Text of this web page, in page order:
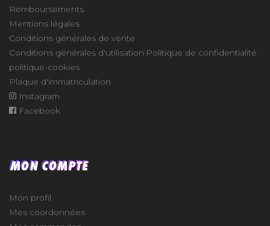
Remboursements
Mentions légales
Conditions générales de vente
Conditions générales d'utilisation Politique de confidentialité
politique-cookies
Plaque d'immatriculation
Instagram
Facebook
MON COMPTE
Mon profil
Mes coordonnées